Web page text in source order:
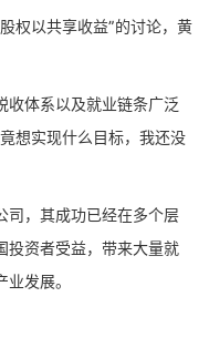
权以共享收益”的讨论，黄
收体系以及就业链条广泛
想实现什么目标，我还没
司，其成功已经在多个层
投资者受益，带来大量就
发展。